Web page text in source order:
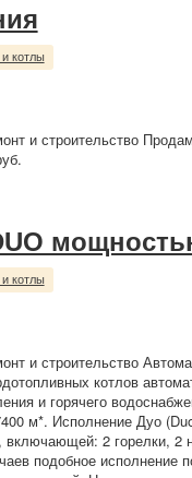
котлы
и строительство
котлы
и строительство
котлов
и горячего
м*. Исполнение Дуо
включающей: 2 горелки,
подобное исполнение